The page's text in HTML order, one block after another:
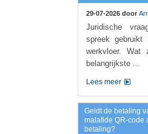
29-07-2026 door
Juridische
spreek
werkvloer. Wat
belangrijkste ...
Lees meer
Geldt de betaling
malafide QR-code
betaling?